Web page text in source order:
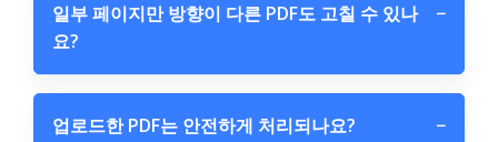
일부 페이지만 방향이 다른 PDF도 고칠 수 있나
요?
−
업로드한 PDF는 안전하게 처리되나요? −